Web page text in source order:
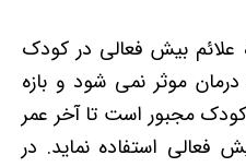
علائم بیش فعالی در کودک
موثر نمی شود و بازه
مجبور است تا آخر عمر
فعالی استفاده نماید. در